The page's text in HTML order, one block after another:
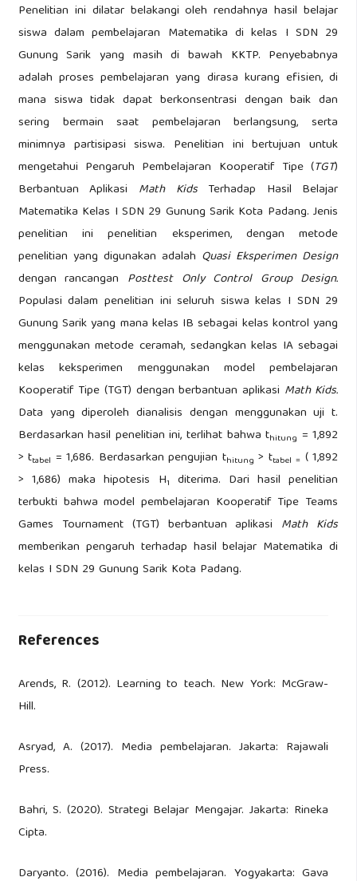
Penelitian ini dilatar belakangi oleh rendahnya hasil belajar
siswa dalam pembelajaran Matematika di kelas I SDN 29
Gunung Sarik yang masih di bawah KKTP. Penyebabnya
adalah proses pembelajaran yang dirasa kurang efisien, di
mana siswa tidak dapat berkonsentrasi dengan baik dan
sering bermain saat pembelajaran berlangsung, serta
minimnya partisipasi siswa. Penelitian ini bertujuan untuk
mengetahui Pengaruh Pembelajaran Kooperatif Tipe (TGT)
Berbantuan Aplikasi Math KidsTerhadap Hasil Belajar
Matematika Kelas I SDN 29 Gunung Sarik Kota Padang. Jenis
penelitian ini penelitian eksperimen, dengan metode
penelitian yang digunakan adalah Quasi Eksperimen Design
dengan rancangan Posttest Only Control Group Design.
Populasi dalam penelitian ini seluruh siswa kelas I SDN 29
Gunung Sarik yang mana kelas IB sebagai kelas kontrol yang
menggunakan metode ceramah, sedangkan kelas IA sebagai
kelas keksperimen menggunakan model pembelajaran
Kooperatif Tipe (TGT) dengan berbantuan aplikasi Math Kids.
Data yang diperoleh dianalisis dengan menggunakan uji t.
Berdasarkan hasil penelitian ini, terlihat bahwa thitung = 1,892
> ttabel = 1,686. Berdasarkan pengujian thitung > ttabel = ( 1,892
> 1,686) maka hipotesis H1 diterima. Dari hasil penelitian
terbukti bahwa model pembelajaran Kooperatif Tipe Teams
Games Tournament (TGT) berbantuan aplikasi Math Kids
memberikan pengaruh terhadap hasil belajar Matematika di
kelas I SDN 29 Gunung Sarik Kota Padang.
References
Arends, R. (2012). Learning to teach. New York: McGraw-
Hill.
Asryad, A. (2017). Media pembelajaran. Jakarta: Rajawali
Press.
Bahri, S. (2020). Strategi Belajar Mengajar. Jakarta: Rineka
Cipta.
Daryanto. (2016). Media pembelajaran. Yogyakarta: Gava